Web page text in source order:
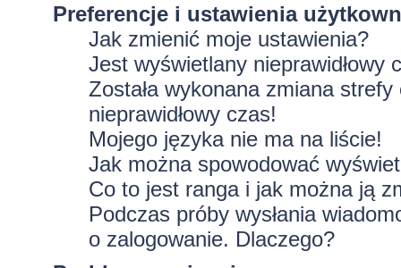
Preferencje i ustawienia
Jak zmienić moje ustawienia?
Jest wyświetlany nieprawidłowy
Została wykonana zmiana
nieprawidłowy czas!
Mojego języka nie ma na liście!
Jak można spowodować
Co to jest ranga i jak można ją
Podczas próby wysłania
o zalogowanie. Dlaczego?